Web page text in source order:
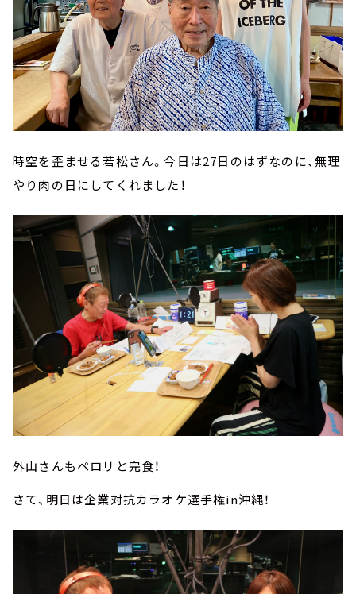
時空を歪ませる若松さん。今日は27日のはずなのに、無理
やり肉の日にしてくれました！
外山さんもペロリと完食！
さて、明日は企業対抗カラオケ選手権in沖縄！